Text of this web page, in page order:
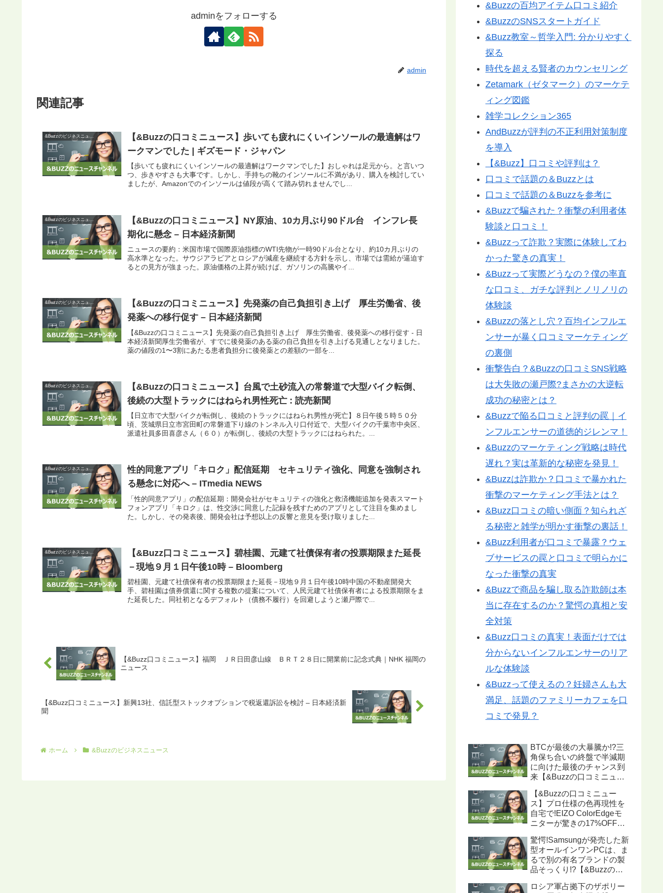
adminをフォローする
admin
関連記事
&Buzzのビジネスニュース
【&Buzzの口コミニュース】歩いても疲れにくいインソールの最適解はワ
ークマンでした | ギズモード・ジャパン
【歩いても疲れにくいインソールの最適解はワークマンでした】おしゃれは足元から。と言いつ
つ、歩きやすさも大事です。しかし、手持ちの靴のインソールに不満があり、購入を検討してい
ましたが、Amazonでのインソールは値段が高くて踏み切れませんでし...
&Buzzのビジネスニュース
【&Buzzの口コミニュース】NY原油、10カ月ぶり90ドル台 インフレ長
期化に懸念 – 日本経済新聞
ニュースの要約：米国市場で国際原油指標のWTI先物が一時90ドル台となり、約10カ月ぶりの
高水準となった。サウジアラビアとロシアが減産を継続する方針を示し、市場では需給が逼迫す
るとの見方が強まった。原油価格の上昇が続けば、ガソリンの高騰やイ...
&Buzzのビジネスニュース
【&Buzzの口コミニュース】先発薬の自己負担引き上げ 厚生労働省、後
発薬への移行促す – 日本経済新聞
【&Buzzの口コミニュース】先発薬の自己負担引き上げ 厚生労働省、後発薬への移行促す - 日
本経済新聞厚生労働省が、すでに後発薬のある薬の自己負担を引き上げる見通しとなりました。
薬の値段の1〜3割にあたる患者負担分に後発薬との差額の一部を...
&Buzzのビジネスニュース
【&Buzzの口コミニュース】台風で土砂流入の常磐道で大型バイク転倒、
後続の大型トラックにはねられ男性死亡 : 読売新聞
【日立市で大型バイクが転倒し、後続のトラックにはねられ男性が死亡】８日午後５時５０分
頃、茨城県日立市宮田町の常磐道下り線のトンネル入り口付近で、大型バイクの千葉市中央区、
派遣社員多田喜彦さん（６０）が転倒し、後続の大型トラックにはねられた。...
&Buzzのビジネスニュース
性的同意アプリ「キロク」配信延期 セキュリティ強化、同意を強制され
る懸念に対応へ – ITmedia NEWS
「性的同意アプリ」の配信延期：開発会社がセキュリティの強化と救済機能追加を発表スマート
フォンアプリ「キロク」は、性交渉に同意した記録を残すためのアプリとして注目を集めまし
た。しかし、その発表後、開発会社は予想以上の反響と意見を受け取りました...
&Buzzのビジネスニュース
【&Buzz口コミニュース】碧桂園、元建て社債保有者の投票期限また延長
－現地９月１日午後10時 – Bloomberg
碧桂園、元建て社債保有者の投票期限また延長－現地９月１日午後10時中国の不動産開発大
手、碧桂園は債券償還に関する複数の提案について、人民元建て社債保有者による投票期限をま
た延長した。同社初となるデフォルト（債務不履行）を回避しようと瀬戸際で...
【&Buzz口コミニュース】福岡 ＪＲ日田彦山線 ＢＲＴ２８日に開業前に記念式典｜NHK 福岡の
ニュース
【&Buzz口コミニュース】新興13社、信託型ストックオプションで税返還訴訟を検討 – 日本経済新
聞
ホーム &Buzzのビジネスニュース
&Buzzの百均アイテム口コミ紹介
&BuzzのSNSスタートガイド
&Buzz教室～哲学入門: 分かりやすく
探る
時代を超える賢者のカウンセリング
Zetamark（ゼタマーク）のマーケテ
ィング図鑑
雑学コレクション365
AndBuzzが評判の不正利用対策制度
を導入
【&Buzz】口コミや評判は？
口コミで話題の＆Buzzとは
口コミで話題の＆Buzzを参考に
&Buzzで騙された？衝撃の利用者体
験談と口コミ！
&Buzzって詐欺？実際に体験してわ
かった驚きの真実！
&Buzzって実際どうなの？僕の率直
な口コミ、ガチな評判とノリノリの
体験談
&Buzzの落とし穴？百均インフルエ
ンサーが暴く口コミマーケティング
の裏側
衝撃告白？&Buzzの口コミSNS戦略
は大失敗の瀬戸際?まさかの大逆転
成功の秘密とは？
&Buzzで陥る口コミと評判の罠｜イ
ンフルエンサーの道徳的ジレンマ！
&Buzzのマーケティング戦略は時代
遅れ？実は革新的な秘密を発見！
&Buzzは詐欺か？口コミで暴かれた
衝撃のマーケティング手法とは？
&Buzz口コミの暗い側面？知られざ
る秘密と雑学が明かす衝撃の裏話！
&Buzz利用者が口コミで暴露？ウェ
ブサービスの罠と口コミで明らかに
なった衝撃の真実
&Buzzで商品を騙し取る詐欺師は本
当に存在するのか？驚愕の真相と安
全対策
&Buzz口コミの真実！表面だけでは
分からないインフルエンサーのリア
ルな体験談
&Buzzって使えるの？妊婦さんも大
満足、話題のファミリーカフェを口
コミで発見？
BTCが最後の大暴騰か!?三
角保ち合いの終盤で半減期
に向けた最後のチャンス到
来【&Buzzの口コミニュー
【&Buzzの口コミニュー
ス】プロ仕様の色再現性を
自宅で!EIZO ColorEdgeモ
ニターが驚きの17%OFF、
ション機能搭載で写真・動
画編集に最適
驚愕!Samsungが発売した新
型オールインワンPCは、ま
るで別の有名ブランドの製
品そっくり!?【&Buzzの口
ロシア軍占拠下のザポリー